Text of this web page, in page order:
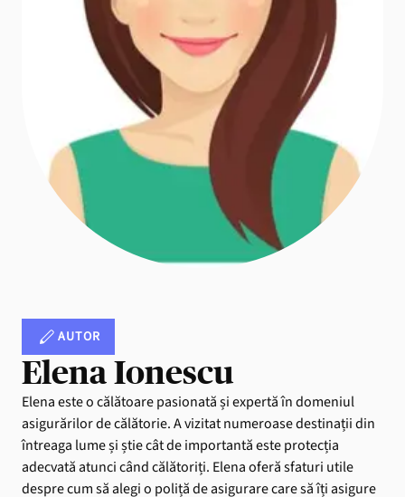
AUTOR
Elena Ionescu
Elena este o călătoare pasionată și expertă în domeniul
asigurărilor de călătorie. A vizitat numeroase destinații din
întreaga lume și știe cât de importantă este protecția
adecvată atunci când călătoriți. Elena oferă sfaturi utile
despre cum să alegi o poliță de asigurare care să îți asigure